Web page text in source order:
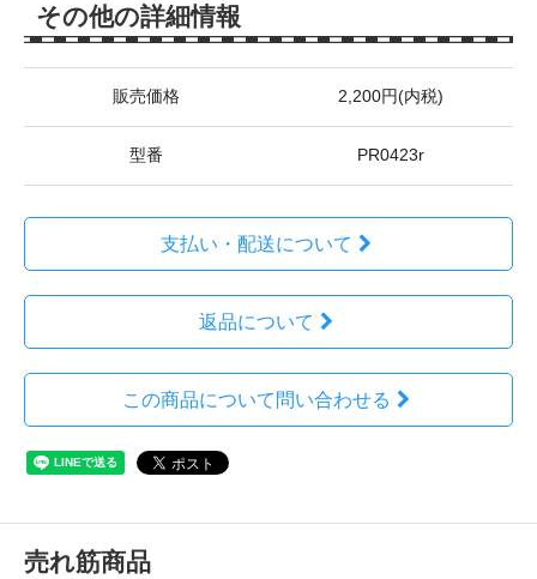
その他の詳細情報
販売価格 2,200円(内税)
型番 PR0423r
支払い・配送について
返品について
この商品について問い合わせる
売れ筋商品